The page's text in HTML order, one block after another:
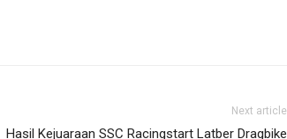
Next article
Hasil Kejuaraan SSC Racingstart Latber Dragbike